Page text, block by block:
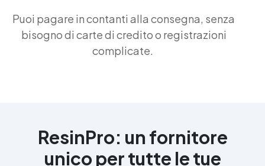
Puoi pagare in contanti alla consegna, senza
bisogno di carte di credito o registrazioni
complicate.
ResinPro: un fornitore
unico per tutte le tue